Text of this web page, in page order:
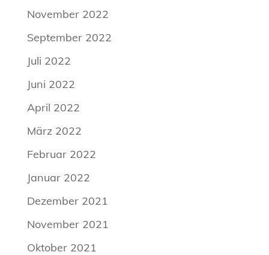
November 2022
September 2022
Juli 2022
Juni 2022
April 2022
März 2022
Februar 2022
Januar 2022
Dezember 2021
November 2021
Oktober 2021